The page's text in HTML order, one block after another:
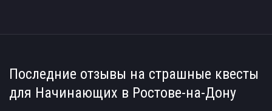
Последние отзывы на страшные квесты
для Начинающих в Ростове-на-Дону